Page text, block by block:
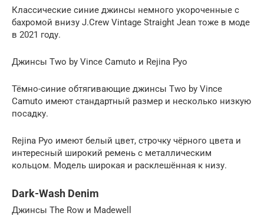
Классические синие джинсы немного укороченные с
бахромой внизу J.Crew Vintage Straight Jean тоже в моде
в 2021 году.
Джинсы Two by Vince Camuto и Rejina Pyo
Тёмно-синие обтягивающие джинсы Two by Vince
Camuto имеют стандартный размер и несколько низкую
посадку.
Rejina Pyo имеют белый цвет, строчку чёрного цвета и
интересный широкий ремень с металлическим
кольцом. Модель широкая и расклешённая к низу.
Dark-Wash Denim
Джинсы The Row и Madewell